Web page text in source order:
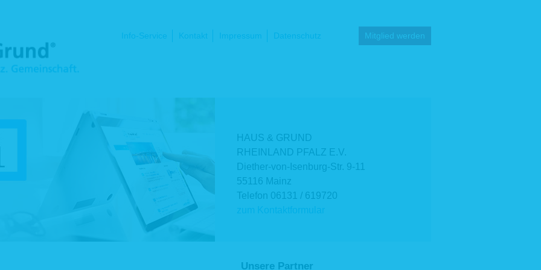
Navigation
Info-Service Kontakt Impressum Datenschutz Mitglied werden
HAUS & GRUND
RHEINLAND PFALZ E.V.
Diether-von-Isenburg-Str. 9-11
55116 Mainz
Telefon 06131 / 619720
zum Kontaktformular
Unsere Partner